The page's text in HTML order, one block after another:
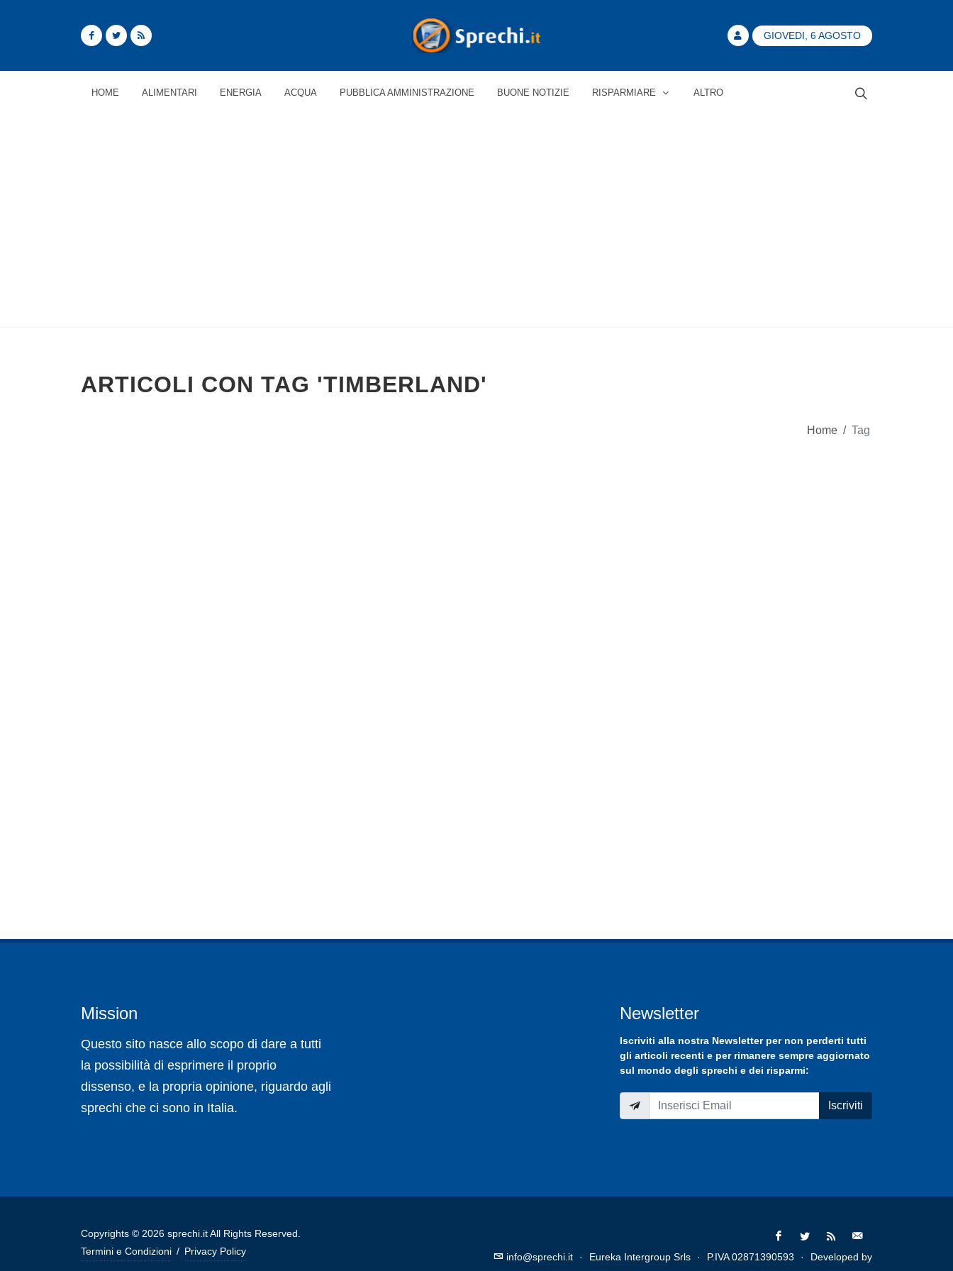
GIOVEDI, 6 AGOSTO
HOME ALIMENTARI ENERGIA ACQUA PUBBLICA AMMINISTRAZIONE BUONE NOTIZIE RISPARMIARE ALTRO
ARTICOLI CON TAG 'TIMBERLAND'
Home / Tag
Mission
Questo sito nasce allo scopo di dare a tutti
la possibilità di esprimere il proprio
dissenso, e la propria opinione, riguardo agli
sprechi che ci sono in Italia.
Newsletter
Iscriviti alla nostra Newsletterper non perderti tutti
gli articoli recenti e per rimanere sempre aggiornato
sul mondo degli sprechi e dei risparmi:
Iscriviti
Copyrights © 2026 sprechi.it All Rights Reserved.
Termini e Condizioni / Privacy Policy info@sprechi.it · Eureka Intergroup Srls · P.IVA 02871390593 ·
Developed by